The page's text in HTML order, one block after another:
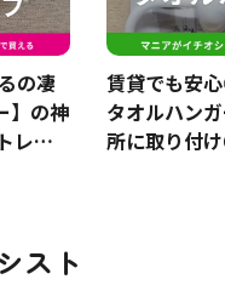
の凄
】の神
レス
賃貸でも安
タオルハン
所に取り付
スト